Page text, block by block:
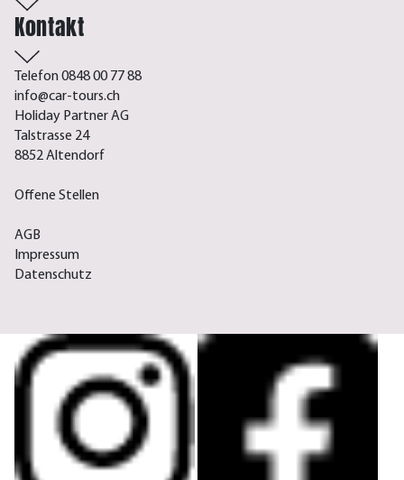
Kontakt
Telefon 0848 00 77 88
info@car-tours.ch
Holiday Partner AG
Talstrasse 24
8852 Altendorf
Offene Stellen
AGB
Impressum
Datenschutz